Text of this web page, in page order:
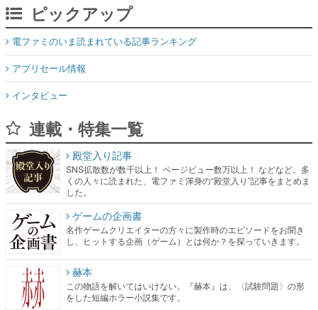
ピックアップ
電ファミのいま読まれている記事ランキング
アプリセール情報
インタビュー
連載・特集一覧
殿堂入り記事
SNS拡散数が数千以上！ ページビュー数万以上！ などなど。多
くの人々に読まれた、電ファミ渾身の“殿堂入り”記事をまとめま
した。
ゲームの企画書
名作ゲームクリエイターの方々に製作時のエピソードをお聞き
し、ヒットする企画（ゲーム）とは何か？を探っていきます。
赫本
この物語を解いてはいけない。『赫本』は、〈試験問題〉の形
をした短編ホラー小説集です。